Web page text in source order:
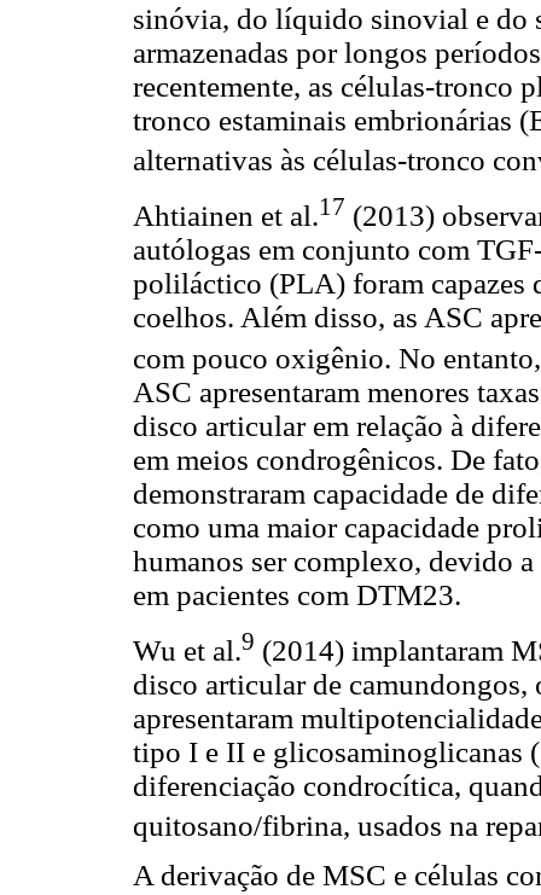
sinóvia, do líquido sinovial e do
armazenadas por longos
recentemente, as células-tronco
tronco estaminais embrionárias
alternativas às células-tronco
Ahtiainen et al.17 (2013)
autólogas em conjunto com
poliláctico (PLA) foram capazes
coelhos. Além disso, as ASC
com pouco oxigênio. No
ASC apresentaram menores
disco articular em relação à
em meios condrogênicos. De
demonstraram capacidade de
como uma maior capacidade
humanos ser complexo, devido
em pacientes com DTM23.
Wu et al.9 (2014) implantaram
disco articular de camundongos,
apresentaram
tipo I e II e glicosaminoglicanas
diferenciação condrocítica,
quitosano/fibrina, usados na
A derivação de MSC e células